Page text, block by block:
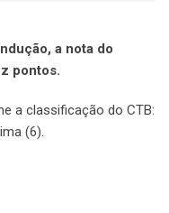
a nota do
pontos.
a classificação do CTB:
(6).